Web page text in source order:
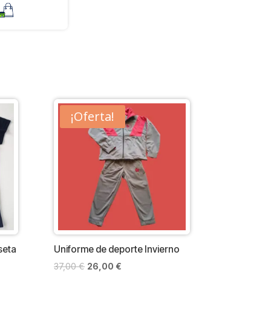
¡Oferta!
Uniforme de deporte Invierno
37,00€ El
26,00 €